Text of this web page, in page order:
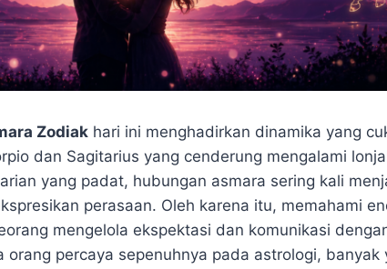
Zodiak hari ini menghadirkan dinamika yang
dan Sagitarius yang cenderung mengalami
yang padat, hubungan asmara sering kali
perasaan. Oleh karena itu, memahami
mengelola ekspektasi dan komunikasi
orang percaya sepenuhnya pada astrologi, banyak